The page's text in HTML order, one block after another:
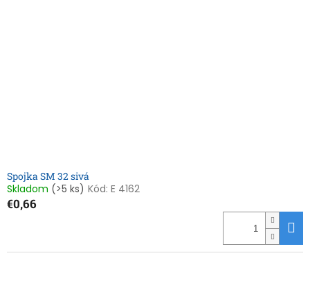
Spojka SM 32 sivá
Skladom (>5 ks) Kód: E 4162
€0,66